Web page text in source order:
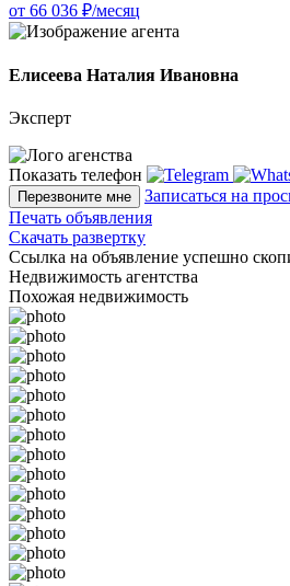
от 66 036 ₽/месяц
Елисеева Наталия Ивановна
Эксперт
Показать телефон
Перезвоните мне
Записаться на
Печать объявления
Скачать развертку
Ссылка на объявление успешно
Недвижимость агентства
Похожая недвижимость